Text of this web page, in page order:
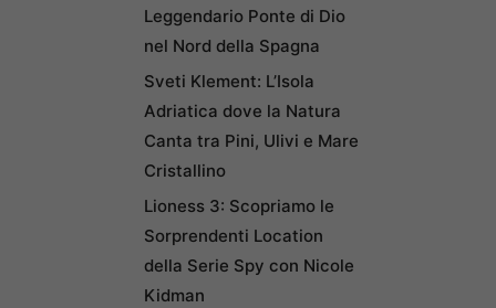
Leggendario Ponte di Dio
nel Nord della Spagna
Sveti Klement: L’Isola
Adriatica dove la Natura
Canta tra Pini, Ulivi e Mare
Cristallino
Lioness 3: Scopriamo le
Sorprendenti Location
della Serie Spy con Nicole
Kidman